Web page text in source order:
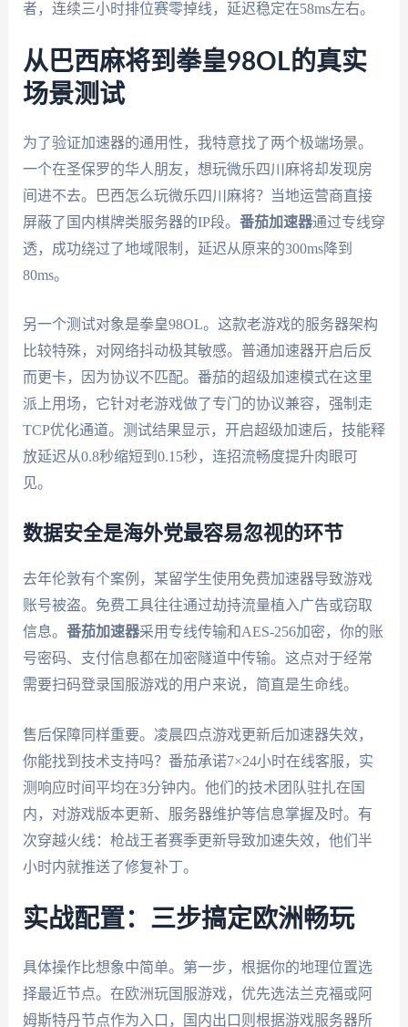
者，连续三小时排位赛零掉线，延迟稳定在58ms左右。
从巴西麻将到拳皇98OL的真实
场景测试
为了验证加速器的通用性，我特意找了两个极端场景。
一个在圣保罗的华人朋友，想玩微乐四川麻将却发现房
间进不去。巴西怎么玩微乐四川麻将？当地运营商直接
屏蔽了国内棋牌类服务器的IP段。 番茄加速器通过专线穿
透，成功绕过了地域限制，延迟从原来的300ms降到
80ms。
另一个测试对象是拳皇98OL。这款老游戏的服务器架构
比较特殊，对网络抖动极其敏感。普通加速器开启后反
而更卡，因为协议不匹配。番茄的超级加速模式在这里
派上用场，它针对老游戏做了专门的协议兼容，强制走
TCP优化通道。测试结果显示，开启超级加速后，技能释
放延迟从0.8秒缩短到0.15秒，连招流畅度提升肉眼可
见。
数据安全是海外党最容易忽视的环节
去年伦敦有个案例，某留学生使用免费加速器导致游戏
账号被盗。免费工具往往通过劫持流量植入广告或窃取
信息。 番茄加速器采用专线传输和AES-256加密，你的账
号密码、支付信息都在加密隧道中传输。这点对于经常
需要扫码登录国服游戏的用户来说，简直是生命线。
售后保障同样重要。凌晨四点游戏更新后加速器失效，
你能找到技术支持吗？番茄承诺7×24小时在线客服，实
测响应时间平均在3分钟内。他们的技术团队驻扎在国
内，对游戏版本更新、服务器维护等信息掌握及时。有
次穿越火线：枪战王者赛季更新导致加速失效，他们半
小时内就推送了修复补丁。
实战配置：三步搞定欧洲畅玩
具体操作比想象中简单。第一步，根据你的地理位置选
择最近节点。在欧洲玩国服游戏，优先选法兰克福或阿
姆斯特丹节点作为入口，国内出口则根据游戏服务器所